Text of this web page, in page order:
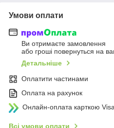
Умови оплати
Ви отримаєте замовлення
або гроші повернуться на
Детальніше
Оплатити частинами
Оплата на рахунок
Онлайн-оплата карткою
Всі умови оплати